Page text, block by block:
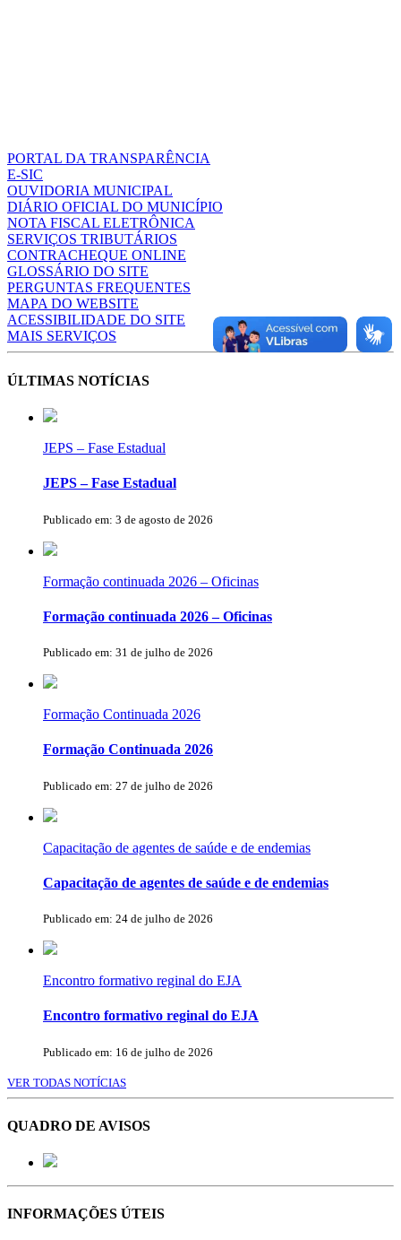
PORTAL DA TRANSPARÊNCIA
E-SIC
OUVIDORIA MUNICIPAL
DIÁRIO OFICIAL DO MUNICÍPIO
NOTA FISCAL ELETRÔNICA
SERVIÇOS TRIBUTÁRIOS
CONTRACHEQUE ONLINE
GLOSSÁRIO DO SITE
PERGUNTAS FREQUENTES
MAPA DO WEBSITE
ACESSIBILIDADE DO SITE
MAIS SERVIÇOS
ÚLTIMAS NOTÍCIAS
JEPS – Fase Estadual
JEPS – Fase Estadual
Publicado em: 3 de agosto de 2026
Formação continuada 2026 – Oficinas
Formação continuada 2026 – Oficinas
Publicado em: 31 de julho de 2026
Formação Continuada 2026
Formação Continuada 2026
Publicado em: 27 de julho de 2026
Capacitação de agentes de saúde e de endemias
Capacitação de agentes de saúde e de endemias
Publicado em: 24 de julho de 2026
Encontro formativo reginal do EJA
Encontro formativo reginal do EJA
Publicado em: 16 de julho de 2026
VER TODAS NOTÍCIAS
QUADRO DE AVISOS
INFORMAÇÕES ÚTEIS